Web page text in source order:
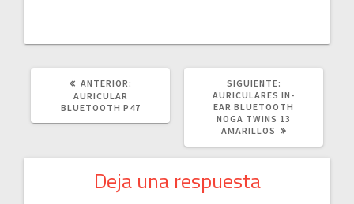
ANTERIOR:
AURICULAR
BLUETOOTH P47
SIGUIENTE:
POST:
AURICULARES IN-
EAR BLUETOOTH
NOGA TWINS 13
AMARILLOS
Deja una respuesta